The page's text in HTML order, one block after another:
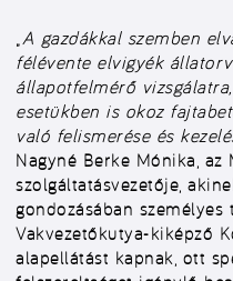
„A gazdákkal szemben
félévente elvigyék
állapotfelmérő
esetükben is okoz
való felismerése és
Nagyné Berke Mónika, az
szolgáltatásvezetője,
gondozásában
Vakvezetőkutya-kiképző
alapellátást kapnak, ott